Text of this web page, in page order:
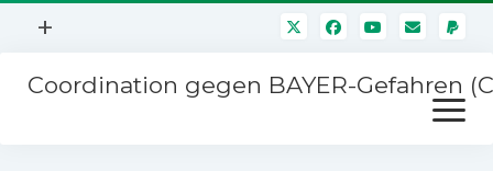
Menü
+
Mitmachen
Coordination gegen BAYER-Gefahren
Menü
öffnen